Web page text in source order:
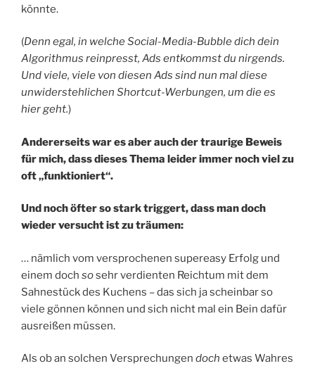
könnte.
(Denn egal, in welche Social-Media-Bubble dich dein
Algorithmus reinpresst, Ads entkommst du nirgends.
Und viele, viele von diesen Ads sind nun mal diese
unwiderstehlichen Shortcut-Werbungen, um die es
hier geht.)
Andererseits war es aber auch der traurige Beweis
für mich, dass dieses Thema leider immer noch viel zu
oft „funktioniert“.
Und noch öfter so stark triggert, dass man doch
wieder versucht ist zu träumen:
… nämlich vom versprochenen supereasy Erfolg und
einem doch sosehr verdienten Reichtum mit dem
Sahnestück des Kuchens – das sich ja scheinbar so
viele gönnen können und sich nicht mal ein Bein dafür
ausreißen müssen.
Als ob an solchen Versprechungen doch etwas Wahres